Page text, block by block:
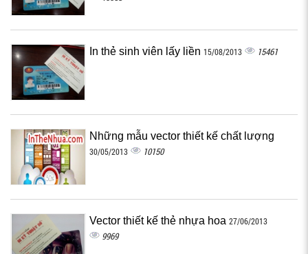
In thẻ sinh viên lấy liền 15/08/2013 15461
Những mẫu vector thiết kế chất lượng
30/05/2013 10150
Vector thiết kế thẻ nhựa hoa 27/06/2013
9969